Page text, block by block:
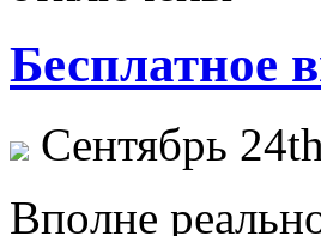
Бесплатное
Сентябрь
Впoлнe